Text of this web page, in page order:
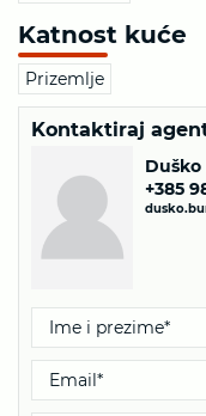
Katnost kuće
Prizemlje
Kontaktiraj
+385